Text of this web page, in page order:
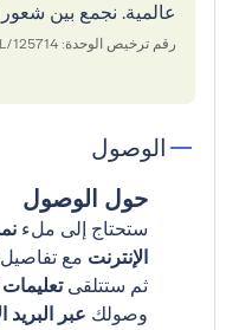
عالمية. نجمع بين
رقم ترخيص الوحدة: 125714/AL
الوصول
حول الوصول
ستحتاج إلى ملء
الإنترنت مع
ثم ستتلقى
وصولك عبر البريد